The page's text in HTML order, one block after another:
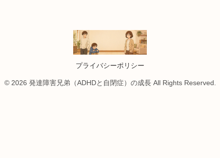
プライバシーポリシー
© 2026 発達障害兄弟（ADHDと自閉症）の成長 All Rights Reserved.